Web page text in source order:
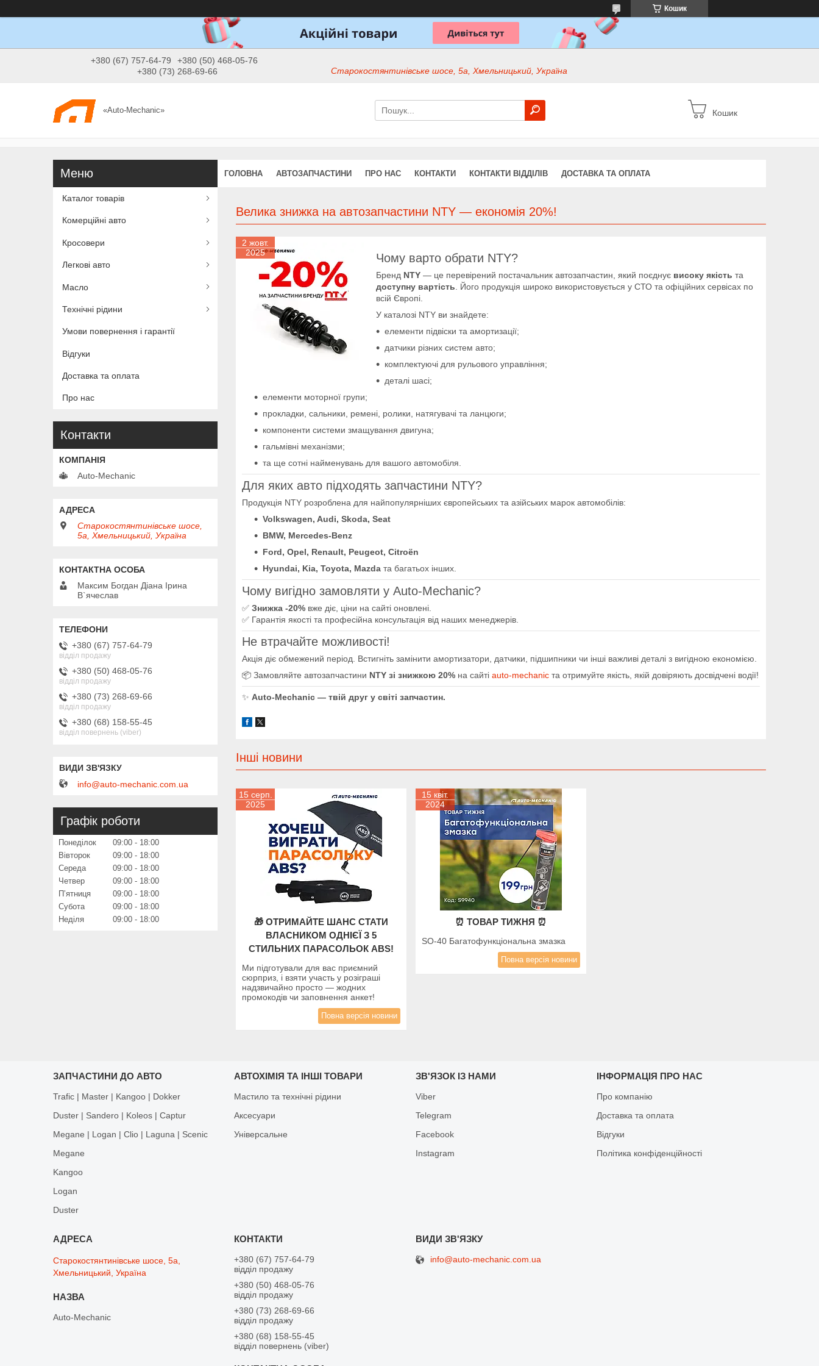
Кошик
+380 (67) 757-64-79
+380 (50) 468-05-76
+380 (73) 268-69-66
Старокостянтинівське шосе, 5а, Хмельницький, Україна
«Auto-Mechanic» Кошик
ГОЛОВНА АВТОЗАПЧАСТИНИ ПРО НАС КОНТАКТИ КОНТАКТИ ВІДДІЛІВ ДОСТАВКА ТА ОПЛАТА
Велика знижка на автозапчастини NTY — економія 20%!
2 жовт.
2025
Чому варто обрати NTY?
Бренд NTY — це перевірений постачальник автозапчастин, який поєднує високу якість та
доступну вартість . Його продукція широко використовується у СТО та офіційних сервісах по
всій Європі.
У каталозі NTY ви знайдете:
елементи підвіски та амортизації;
датчики різних систем авто;
комплектуючі для рульового управління;
деталі шасі;
елементи моторної групи;
прокладки, сальники, ремені, ролики, натягувачі та ланцюги;
компоненти системи змащування двигуна;
гальмівні механізми;
та ще сотні найменувань для вашого автомобіля.
Для яких авто підходять запчастини NTY?
Продукція NTY розроблена для найпопулярніших європейських та азійських марок автомобілів:
Volkswagen, Audi, Skoda, Seat
BMW, Mercedes-Benz
Ford, Opel, Renault, Peugeot, Citroën
Hyundai, Kia, Toyota, Mazda та багатьох інших.
Чому вигідно замовляти у Auto-Mechanic?
✅ Знижка -20% вже діє, ціни на сайті оновлені.
✅ Гарантія якості та професійна консультація від наших менеджерів.
Не втрачайте можливості!
Акція діє обмежений період. Встигніть замінити амортизатори, датчики, підшипники чи інші важливі деталі з вигідною економією.
📦 Замовляйте автозапчастини NTY зі знижкою 20% на сайті auto-mechanic та отримуйте якість, якій довіряють досвідчені водії!
✨ Auto-Mechanic — твій друг у світі запчастин.
Інші новини
15 серп.
2025
🎁 ОТРИМАЙТЕ ШАНС СТАТИ
ВЛАСНИКОМ ОДНІЄЇ З 5
СТИЛЬНИХ ПАРАСОЛЬОК ABS!
Ми підготували для вас приємний
сюрприз, і взяти участь у розіграші
надзвичайно просто — жодних
промокодів чи заповнення анкет!
Повна версія новини
15 квіт.
2024
⏰ ТОВАР ТИЖНЯ ⏰
SO-40 Багатофункціональна змазка
Повна версія новини
Каталог товарів
Комерційні авто
Кросовери
Легкові авто
Масло
Технічні рідини
Умови повернення і гарантії
Відгуки
Доставка та оплата
Про нас
Контакти
Auto-Mechanic
Старокостянтинівське шосе,
5а, Хмельницький, Україна
Максим Богдан Діана Ірина
В`ячеслав
+380 (67) 757-64-79
відділ продажу
+380 (50) 468-05-76
відділ продажу
+380 (73) 268-69-66
відділ продажу
+380 (68) 158-55-45
відділ повернень (viber)
info@auto-mechanic.com.ua
Графік роботи
Понеділок 09:00
18:00
Вівторок
09:00
18:00
Середа
09:00
18:00
Четвер
09:00
18:00
Пʼятниця
09:00
18:00
Субота
09:00
18:00
Неділя
09:00 18:00
ЗАПЧАСТИНИ ДО АВТО
Trafic | Master | Kangoo | Dokker
Duster | Sandero | Koleos | Captur
Megane | Logan | Clio | Laguna | Scenic
Megane
Kangoo
Logan
Duster
АВТОХІМІЯ ТА ІНШІ ТОВАРИ
Мастило та технічні рідини
Аксесуари
Універсальне
ЗВ'ЯЗОК ІЗ НАМИ
Viber
Telegram
Facebook
Іnstagram
ІНФОРМАЦІЯ ПРО НАС
Про компанію
Доставка та оплата
Відгуки
Політика конфіденційності
Старокостянтинівське шосе, 5а,
Хмельницький, Україна
Auto-Mechanic
+380 (67) 757-64-79
відділ продажу
+380 (50) 468-05-76
відділ продажу
+380 (73) 268-69-66
відділ продажу
+380 (68) 158-55-45
відділ повернень (viber)
info@auto-mechanic.com.ua